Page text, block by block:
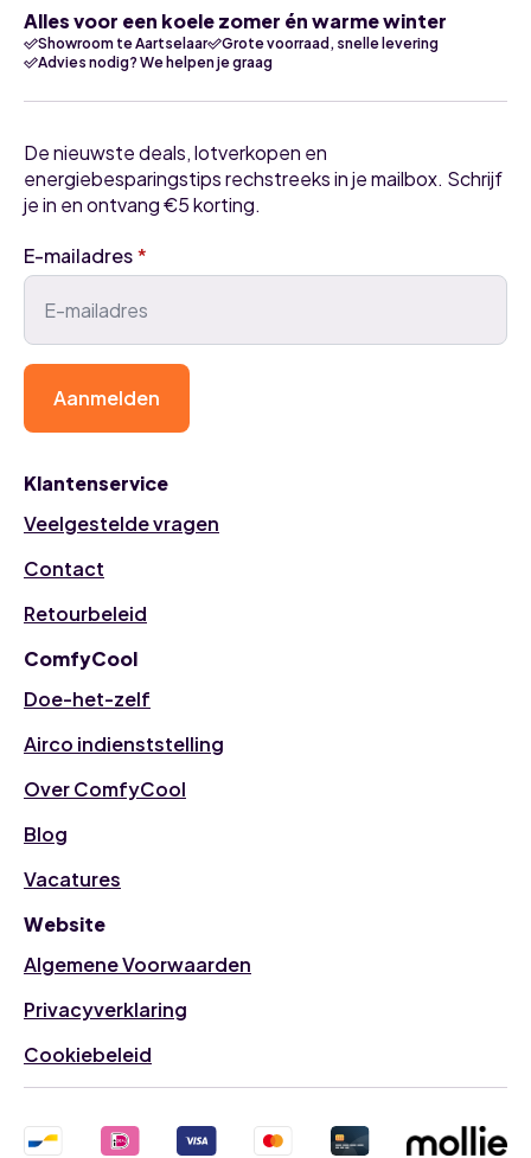
Alles voor een koele zomer én warme winter
Showroom te Aartselaar
Grote voorraad, snelle levering
Advies nodig? We helpen je graag
Klantenservice
Veelgestelde vragen
Contact
Retourbeleid
ComfyCool
Doe-het-zelf
Airco indienststelling
Over ComfyCool
Blog
Vacatures
Website
Algemene Voorwaarden
Privacyverklaring
Cookiebeleid
De nieuwste deals, lotverkopen en
energiebesparingstips rechstreeks in je mailbox. Schrijf
je in en ontvang €5 korting.
E-mailadres*
Aanmelden